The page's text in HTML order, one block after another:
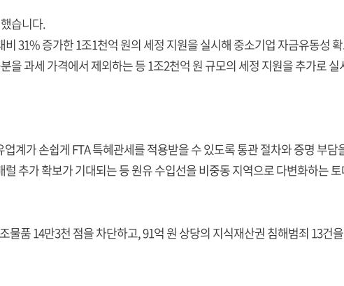
습니다.
31% 증가한 1조1천억 원의 세정 지원을 실시해 중소기업 자금유동성
을 과세 가격에서 제외하는 등 1조2천억 원 규모의 세정 지원을 추가로
계가 손쉽게 FTA 특혜관세를 적용받을 수 있도록 통관 절차와 증명 부
추가 확보가 기대되는 등 원유 수입선을 비중동 지역으로 다변화하는
물품 14만3천 점을 차단하고, 91억 원 상당의 지식재산권 침해범죄 13건